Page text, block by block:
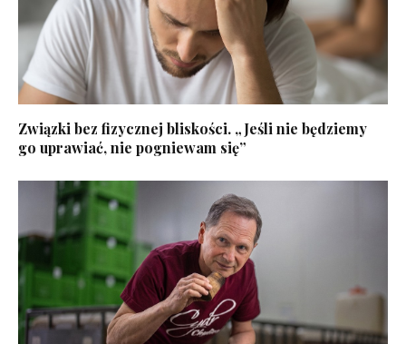
Związki bez fizycznej bliskości. „Jeśli nie będziemy
go uprawiać, nie pogniewam się”